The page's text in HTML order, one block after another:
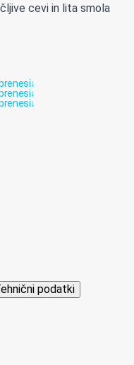
cevi in lita smola
↓
↓
↓
podatki